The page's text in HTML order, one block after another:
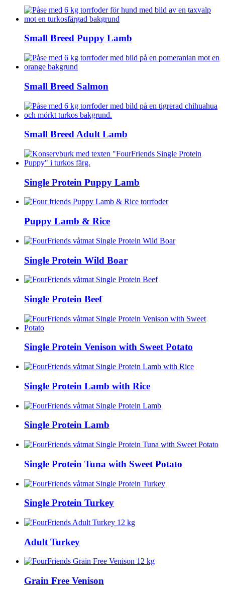
Small Breed Puppy Lamb
Small Breed Salmon
Small Breed Adult Lamb
Single Protein Puppy Lamb
Puppy Lamb & Rice
Single Protein Wild Boar
Single Protein Beef
Single Protein Venison with Sweet Potato
Single Protein Lamb with Rice
Single Protein Lamb
Single Protein Tuna with Sweet Potato
Single Protein Turkey
Adult Turkey
Grain Free Venison